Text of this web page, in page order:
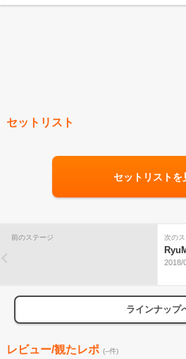
セットリスト
セットリストを
前のステージ 次の
2018/
ラインナップ
レビュー/観たレポ (--件)